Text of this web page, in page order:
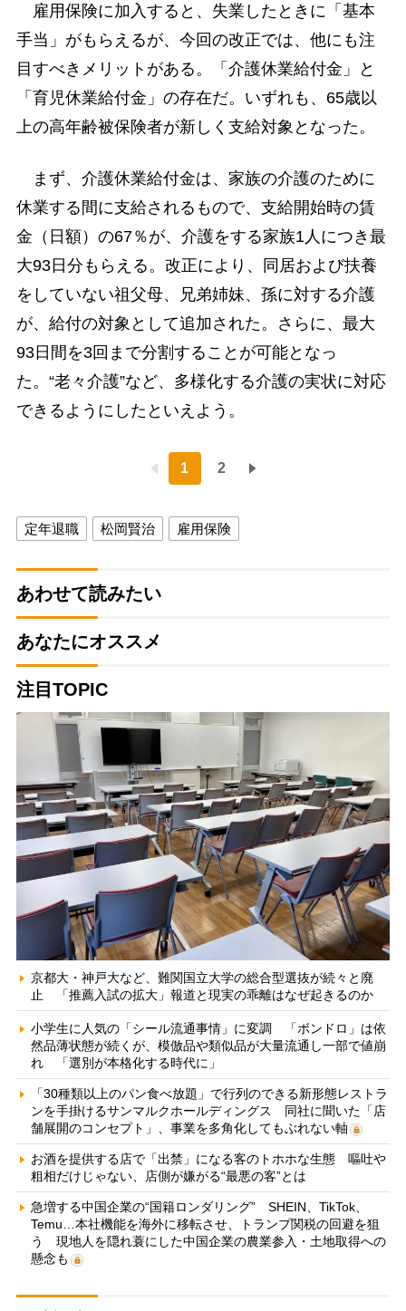
雇用保険に加入すると、失業したときに「基本
手当」がもらえるが、今回の改正では、他にも注
目すべきメリットがある。「介護休業給付金」と
「育児休業給付金」の存在だ。いずれも、65歳以
上の高年齢被保険者が新しく支給対象となった。
まず、介護休業給付金は、家族の介護のために
休業する間に支給されるもので、支給開始時の賃
金（日額）の67％が、介護をする家族1人につき最
大93日分もらえる。改正により、同居および扶養
をしていない祖父母、兄弟姉妹、孫に対する介護
が、給付の対象として追加された。さらに、最大
93日間を3回まで分割することが可能となっ
た。“老々介護”など、多様化する介護の実状に対応
できるようにしたといえよう。
1 2
定年退職 松岡賢治 雇用保険
あわせて読みたい
あなたにオススメ
注目TOPIC
京都大・神戸大など、難関国立大学の総合型選抜が続々と廃
止 「推薦入試の拡大」報道と現実の乖離はなぜ起きるのか
小学生に人気の「シール流通事情」に変調 「ボンドロ」は依
然品薄状態が続くが、模倣品や類似品が大量流通し一部で値崩
れ 「選別が本格化する時代に」
「30種類以上のパン食べ放題」で行列のできる新形態レストラ
ンを手掛けるサンマルクホールディングス 同社に聞いた「店
舗展開のコンセプト」、事業を多角化してもぶれない軸
お酒を提供する店で「出禁」になる客のトホホな生態 嘔吐や
粗相だけじゃない、店側が嫌がる“最悪の客”とは
急増する中国企業の“国籍ロンダリング” SHEIN、TikTok、
Temu…本社機能を海外に移転させ、トランプ関税の回避を狙
う 現地人を隠れ蓑にした中国企業の農業参入・土地取得への
懸念も